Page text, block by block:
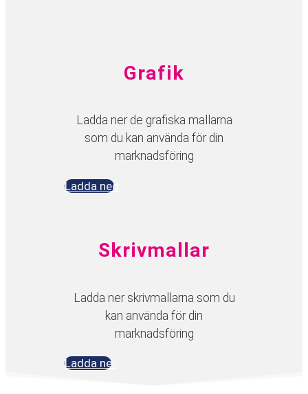
Grafik
Ladda ner de grafiska mallarna
som du kan använda för din
marknadsföring
Ladda ned
Skrivmallar
Ladda ner skrivmallarna som du
kan använda för din
marknadsföring
Ladda ner